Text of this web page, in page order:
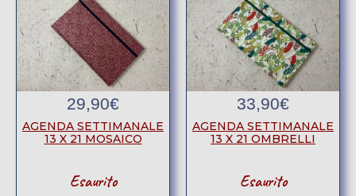
29,90€
AGENDA SETTIMANALE
13 X 21 MOSAICO
Esaurito
33,90€
AGENDA SETTIMANALE
13 X 21 OMBRELLI
Esaurito